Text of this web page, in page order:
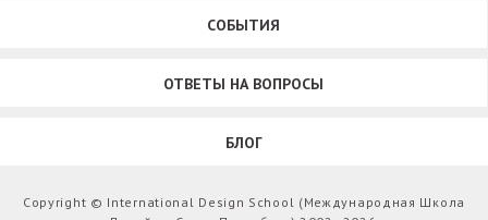
СОБЫТИЯ
ОТВЕТЫ НА ВОПРОСЫ
БЛОГ
Copyright © International Design School (Международная Школа